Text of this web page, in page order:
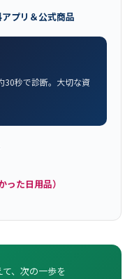
プリ＆公式商品
30秒で診断。大切な資
た日用品）
、次の一歩を